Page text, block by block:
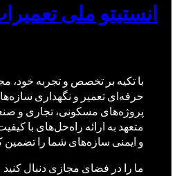
انستیتو ملی
با تکیه بر تخصص و تجربه خود،
حرفه‌ای تعمیر و نگهداری
پروژه‌های مسکونی، تجاری و
متعهد به ارائه راه‌حل‌های با
و ایمنی سازه‌های شما را تضمین
ما را در فضای مجازی دنبال کنید